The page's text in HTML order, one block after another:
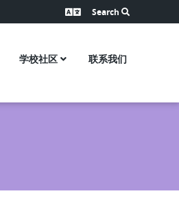
Search
学校社区 联系我们